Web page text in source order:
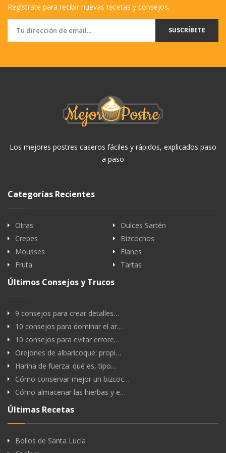
Regístrate para recibir nuevas recetas y consejos.
SUSCRÍBETE
Los mejores postres caseros fáciles y rápidos, explicados paso
a paso
Categorías Recientes
Otras
Dulces Sartén
Crepes
Bizcochos
Mousses
Flanes
Fruta
Tartas
Últimos Consejos y Trucos
9 consejos para crear detalles…
10 consejos para dominar el ar…
10 consejos para evitar errore…
Orejones de albaricoque: propi…
Harina de fuerza: qué es, tipo…
Cómo conservar mejor un bizcoc…
Cómo almacenar las hierbas y e…
Últimas Recetas
Bollos de Santa Lucía